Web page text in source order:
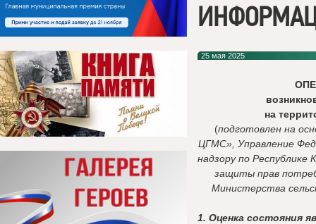
25 мая 2025
на
(подготовлен на
ЦГМС», Управление
надзору по Республике
защиты прав
Министерства
1. Оценка состояния